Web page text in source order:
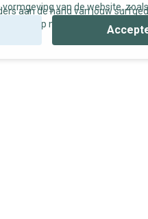
van de website,
aan de hand van jouw
en op maat gemaakte